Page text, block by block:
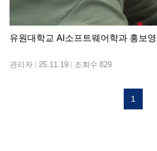
유원대학교 AI소프트웨어학과 홍보
관리자 25.11.19 조회수 829
1